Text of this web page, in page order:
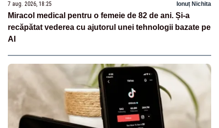
7 aug. 2026, 18:25 Ionuț Nichita
Miracol medical pentru o femeie de 82 de ani. Și-a
recăpătat vederea cu ajutorul unei tehnologii bazate pe
AI